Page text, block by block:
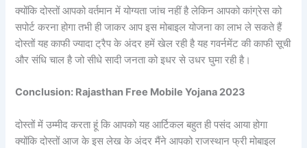
क्योंकि दोस्तों आपको वर्तमान में योग्यता जांच नहीं है लेकिन आपको कांग्रेस को
सपोर्ट करना होगा तभी ही जाकर आप इस मोबाइल योजना का लाभ ले सकते हैं
दोस्तों यह काफी ज्यादा ट्रैप के अंदर हमें खेल रही है यह गवर्नमेंट की काफी सूची
और संधि चाल है जो सीधे सादी जनता को इधर से उधर घुमा रही है।
Conclusion: Rajasthan Free Mobile Yojana 2023
दोस्तों में उम्मीद करता हूं कि आपको यह आर्टिकल बहुत ही पसंद आया होगा
क्योंकि दोस्तों आज के इस लेख के अंदर मैंने आपको राजस्थान फ्री मोबाइल